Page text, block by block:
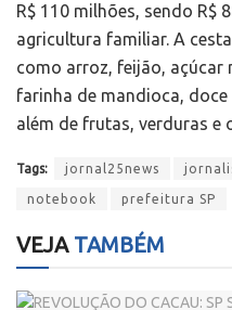
R$ 110 milhões, sendo R$
agricultura familiar. A
como arroz, feijão, açúcar
farinha de mandioca, doce
além de frutas, verduras e
Tags: jornal25news
notebook prefeitura SP
VEJATAMBÉM